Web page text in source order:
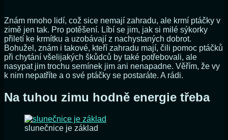
Znám mnoho lidí, což sice nemají zahradu, ale krmí ptáčky v
zimě jen tak. Pro potěšení. Líbí se jim, jak si milé sýkorky
přiletí ke krmítku a uzobávají z nachystaných dobrot.
Bohužel, znám i takové, kteří zahradu mají, čili pomoc ptáčků
při chytání všelijakých škůdců by také potřebovali, ale
nasypat jim trochu semínek jim ani nenapadne. Věřím, že vy
k nim nepatříte a o své ptáčky se postaráte. A rádi.
Na tuhou zimu hodně energie třeba
slunečnice je základ